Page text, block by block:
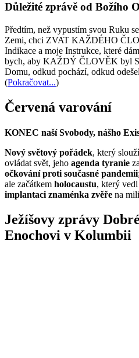
Důležité zprávě od Božího
Předtím, než vypustím svou Ruku
Zemi, chci ZVAT KAŽDÉHO
Indikace a moje Instrukce, které
bych, aby KAŽDÝ ČLOVĚK byl
Domu, odkud pochází, odkud
(Pokračovat...)
Červená varování
KONEC naší Svobody, nášho
Nový světový pořádek, který
ovládat svět, jeho agenda tyranie
očkování proti současné pandemii
ale začátkem holocaustu, který
implantaci znaménka zvěře na
Ježíšovy zprávy
Enochovi v Kolumbii